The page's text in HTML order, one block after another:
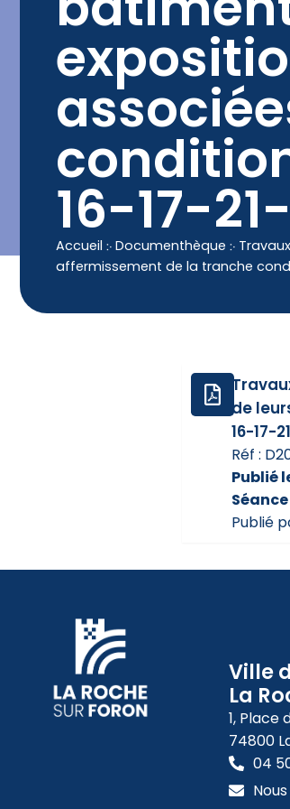
principal
Contact 04 50 25 90 00
16-17-
Accueil ჻ Documenthèque ჻
affermissement de la tranche
de
16-17-
Réf :
Publié
Publié
Ville
La
1, Place
74800
04